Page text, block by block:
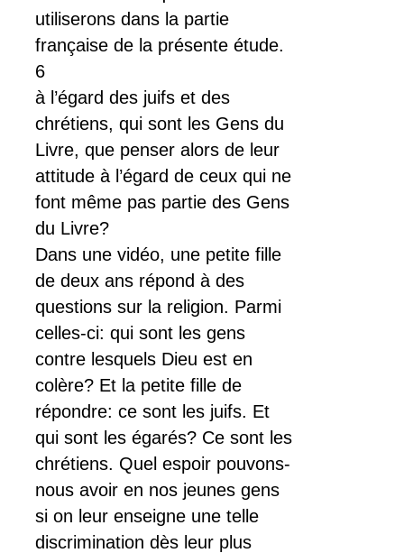
utiliserons dans la partie
française de la présente étude.
6
à l’égard des juifs et des
chrétiens, qui sont les Gens du
Livre, que penser alors de leur
attitude à l’égard de ceux qui ne
font même pas partie des Gens
du Livre?
Dans une vidéo, une petite fille
de deux ans répond à des
questions sur la religion. Parmi
celles-ci: qui sont les gens
contre lesquels Dieu est en
colère? Et la petite fille de
répondre: ce sont les juifs. Et
qui sont les égarés? Ce sont les
chrétiens. Quel espoir pouvons-
nous avoir en nos jeunes gens
si on leur enseigne une telle
discrimination dès leur plus